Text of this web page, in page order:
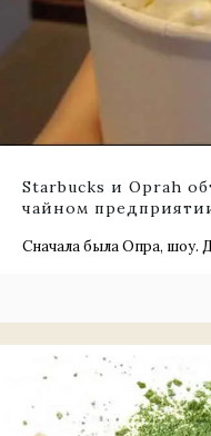
Starbucks и Oprah
чайном
Сначала была Опра, шоу.